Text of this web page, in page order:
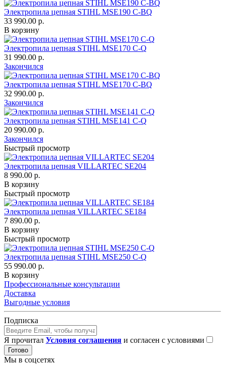
Электропила цепная STIHL MSE190 C-BQ
33 990.00 р.
В корзину
Электропила цепная STIHL MSE170 С-Q
31 990.00 р.
Закончился
Электропила цепная STIHL MSE170 C-BQ
32 990.00 р.
Закончился
Электропила цепная STIHL MSE141 C-Q
20 990.00 р.
Закончился
Быстрый просмотр
Электропила цепная VILLARTEC SE204
8 990.00 р.
В корзину
Быстрый просмотр
Электропила цепная VILLARTEC SE184
7 890.00 р.
В корзину
Быстрый просмотр
Электропила цепная STIHL MSE250 С-Q
55 990.00 р.
В корзину
Профессиональные консультации
Доставка
Выгодные условия
Подписка
Я прочитал Условия соглашения и согласен с условиями
Готово
Мы в соцсетях